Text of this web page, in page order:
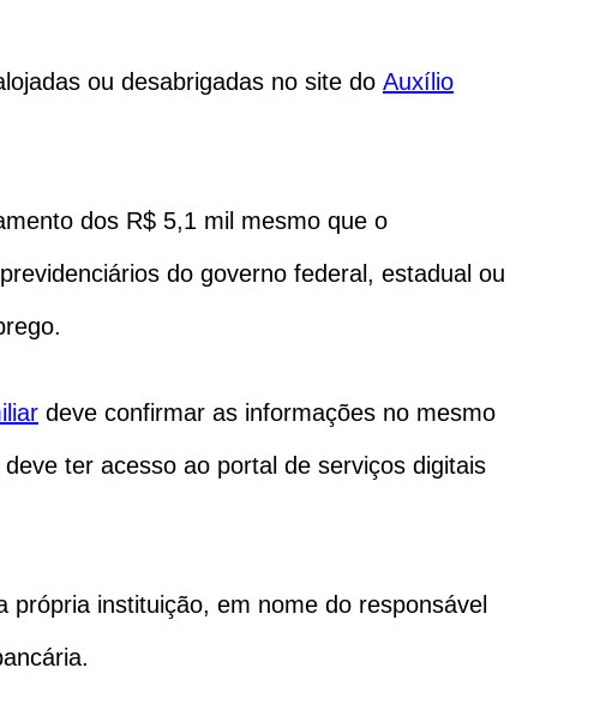
ou desabrigadas no site do Auxílio
dos R$ 5,1 mil mesmo que o
do governo federal, estadual ou
deve confirmar as informações no mesmo
ter acesso ao portal de serviços digitais
própria instituição, em nome do responsável